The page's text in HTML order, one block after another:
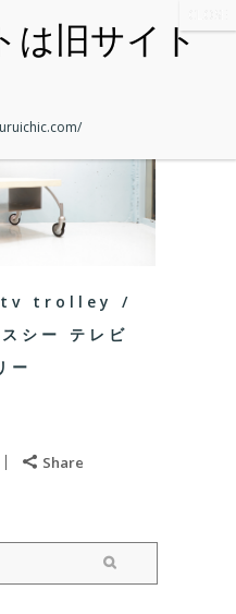
tv trolley /
シー テレビ
ー
Share